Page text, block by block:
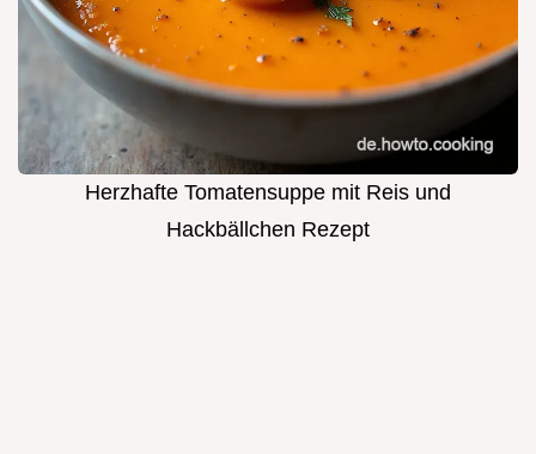
Herzhafte Tomatensuppe mit Reis und
Hackbällchen Rezept